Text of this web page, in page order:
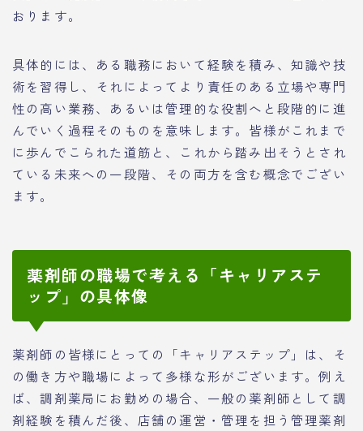
おります。
具体的には、ある職務において経験を積み、知識や技
術を習得し、それによってより責任のある立場や専門
性の高い業務、あるいは管理的な役割へと段階的に進
んでいく過程そのものを意味します。皆様がこれまで
に歩んでこられた道筋と、これから踏み出そうとされ
ている未来への一段階、その両方を含む概念でござい
ます。
薬剤師の職場で考える「キャリアステ
ップ」の具体像
薬剤師の皆様にとっての「キャリアステップ」は、そ
の働き方や職場によって多様な形がございます。例え
ば、調剤薬局にお勤めの場合、一般の薬剤師として調
剤経験を積んだ後、店舗の運営・管理を担う管理薬剤